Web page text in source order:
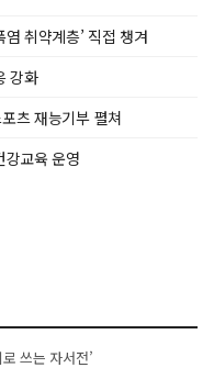
취약계층’ 직접 챙겨
강화
츠 재능기부 펼쳐
강교육 운영
쓰는 자서전’